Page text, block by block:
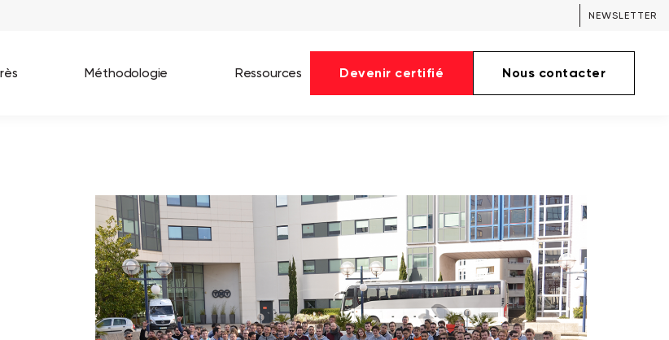
NEWSLETTER
Great Place To Work In Tech 2026
Best Workplaces For Women 2025
Best Workplaces Europe 2025
Tous nos palmarès
Méthodologie Ressources Devenir certifié Nous contacter